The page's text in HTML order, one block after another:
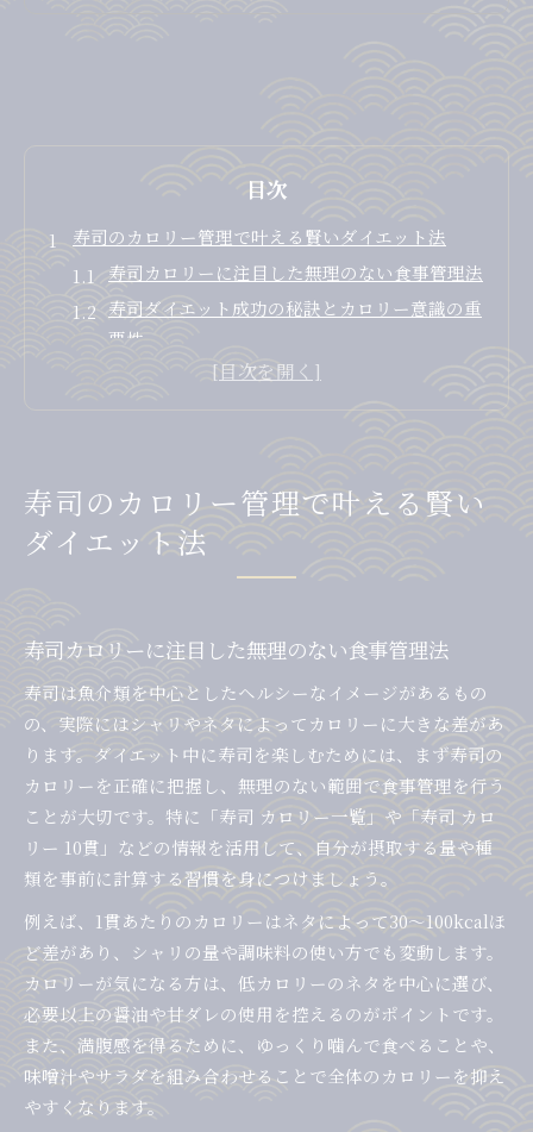
目次
寿司のカロリー管理で叶える賢いダイエット法
寿司カロリーに注目した無理のない食事管理法
寿司ダイエット成功の秘訣とカロリー意識の重
要性
寿司カロリー一覧を活用した賢いネタ選び術
寿司カロリー低いネタ中心の組み合わせ例
カロリー控えめで選ぶ理想の寿司ネタ集
寿司カロリー低いネタの特徴と選び方ポイント
寿司ネタ別カロリー一覧で迷わない選択術
寿司カロリー一貫ごとの目安を知って賢く選ぶ
寿司カロリー高いネタと低いネタの違いを解説
ダイエット中も安心な寿司の食べ方とは
ダイエット中におすすめの寿司カロリー対策法
寿司カロリーを抑える注文テクニックのコツ
寿司シャリの糖質量とカロリー管理のポイント
寿司カロリー低いネタを活用した食べ方アイデ
寿司カロリー控えめで満足できる食事術
低カロリー寿司を美味しく楽しむコツ解説
寿司カロリーを抑えながら美味しさを引き出す
方法
低カロリー寿司を飽きずに楽しむアイデア集
寿司カロリー低いネタのアレンジレシピ紹介
寿司のカロリー管理で叶える賢い
ダイエット法
寿司カロリーに注目した無理のない食事管理法
寿司は魚介類を中心としたヘルシーなイメージがあるもの
の、実際にはシャリやネタによってカロリーに大きな差があ
ります。ダイエット中に寿司を楽しむためには、まず寿司の
カロリーを正確に把握し、無理のない範囲で食事管理を行う
ことが大切です。特に「寿司 カロリー一覧」や「寿司 カロ
リー 10貫」などの情報を活用して、自分が摂取する量や種
類を事前に計算する習慣を身につけましょう。
例えば、1貫あたりのカロリーはネタによって30〜100kcalほ
ど差があり、シャリの量や調味料の使い方でも変動します。
カロリーが気になる方は、低カロリーのネタを中心に選び、
必要以上の醤油や甘ダレの使用を控えるのがポイントです。
また、満腹感を得るために、ゆっくり噛んで食べることや、
味噌汁やサラダを組み合わせることで全体のカロリーを抑え
やすくなります。